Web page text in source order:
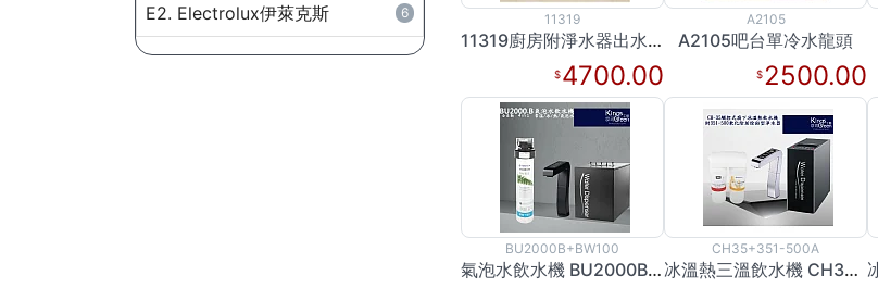
E2. Electrolux伊萊克斯 6 11319
11319廚房附淨水器出水龍頭
4700.00
A2105
A2105吧台單冷水龍頭
2500.00
BU2000B+BW100
氣泡水飲水機 BU2000B+BW100(促銷價)
CH35+351-500A
冰溫熱三溫飲水機 CH35+351-500A